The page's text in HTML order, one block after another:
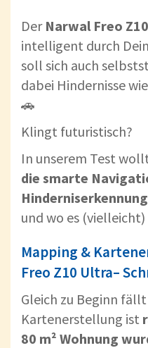
Der Narwal Freo
intelligent durch
soll sich auch
dabei Hindernisse
🚗
Klingt futuristisch?
In unserem Test
die smarte
und wo es
Mapping &
Freo Z10 Ultra–
Gleich zu Beginn
Kartenerstellung ist
80 m² Wohnung